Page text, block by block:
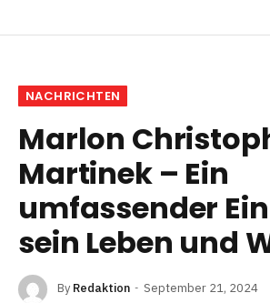
NACHRICHTEN
Marlon
Martinek – Ein
umfassender
sein Leben und
By Redaktion September 21, 2024